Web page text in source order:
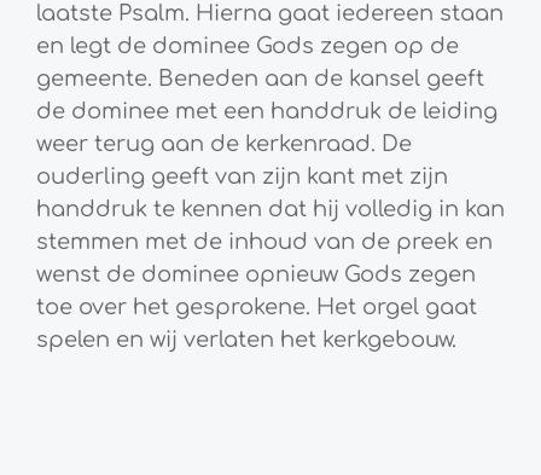
laatste Psalm. Hierna gaat iedereen staan
en legt de dominee Gods zegen op de
gemeente. Beneden aan de kansel geeft
de dominee met een handdruk de leiding
weer terug aan de kerkenraad. De
ouderling geeft van zijn kant met zijn
handdruk te kennen dat hij volledig in kan
stemmen met de inhoud van de preek en
wenst de dominee opnieuw Gods zegen
toe over het gesprokene. Het orgel gaat
spelen en wij verlaten het kerkgebouw.